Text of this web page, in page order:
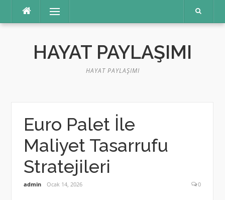
Menü
HAYAT PAYLAŞIMI
HAYAT PAYLAŞIMI
Euro Palet İle
Maliyet Tasarrufu
Stratejileri
admin Ocak 14, 2026 0